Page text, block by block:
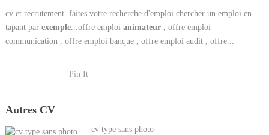
cv et recrutement. faites votre recherche d'emploi chercher un emploi en
tapant par exemple...offre emploi animateur, offre emploi
communication , offre emploi banque , offre emploi audit , offre...
Pin It
Autres CV
cv type sans photo